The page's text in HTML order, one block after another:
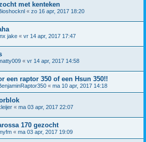
met kenteken
« zo 16 apr, 2017 18:20
jake « vr 14 apr, 2017 17:47
« vr 14 apr, 2017 14:58
een raptor 350 of een Hsun 350!!
« ma 10 apr, 2017 14:18
« ma 03 apr, 2017 22:07
170 gezocht
« ma 03 apr, 2017 19:09